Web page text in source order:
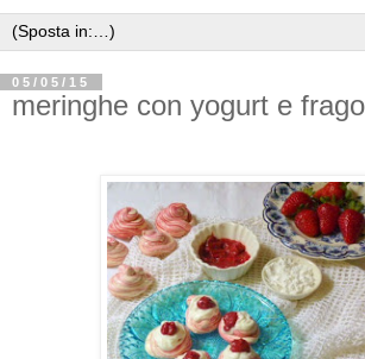
05/05/15
meringhe con yogurt e